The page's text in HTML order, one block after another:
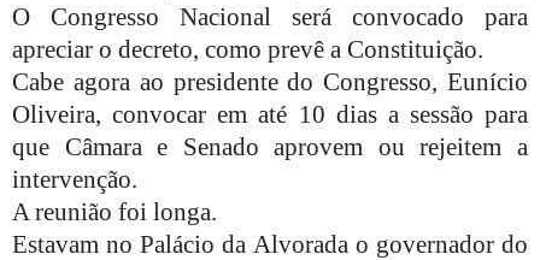
O Congresso Nacional será convocado para
apreciar o decreto, como prevê a Constituição.
Cabe agora ao presidente do Congresso, Eunício
Oliveira, convocar em até 10 dias a sessão para
que Câmara e Senado aprovem ou rejeitem a
intervenção.
A reunião foi longa.
Estavam no Palácio da Alvorada o governador do